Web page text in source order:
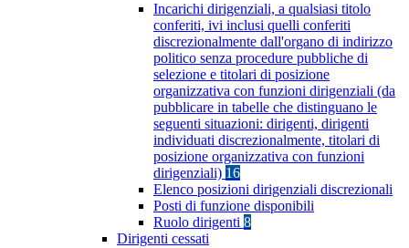
Incarichi dirigenziali, a qualsiasi titolo
conferiti, ivi inclusi quelli conferiti
discrezionalmente dall'organo di indirizzo
politico senza procedure pubbliche di
selezione e titolari di posizione
organizzativa con funzioni dirigenziali (da
pubblicare in tabelle che distinguano le
seguenti situazioni: dirigenti, dirigenti
individuati discrezionalmente, titolari di
posizione organizzativa con funzioni
dirigenziali) 16
Elenco posizioni dirigenziali discrezionali
Posti di funzione disponibili
Ruolo dirigenti 8
Dirigenti cessati